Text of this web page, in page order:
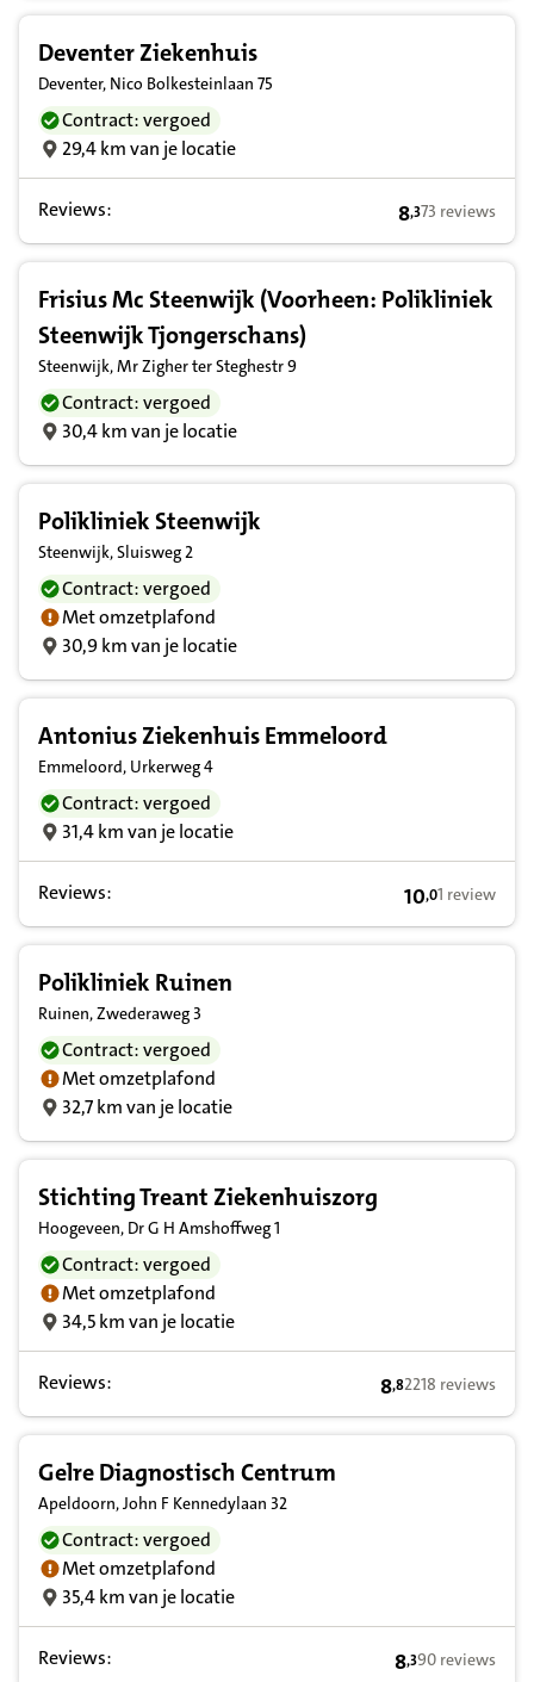
Deventer Ziekenhuis
Deventer, Nico Bolkesteinlaan 75
Contract: vergoed
29,4 km van je locatie
Reviews: 8,3 op basis
8,373 reviews
Frisius Mc Steenwijk (Voorheen: Polikliniek
Steenwijk Tjongerschans)
Steenwijk, Mr Zigher ter Steghestr 9
Contract: vergoed
30,4 km van je locatie
Polikliniek Steenwijk
Steenwijk, Sluisweg 2
Contract: vergoed
Met omzetplafond
30,9 km van je locatie
Antonius Ziekenhuis Emmeloord
Emmeloord, Urkerweg 4
Contract: vergoed
31,4 km van je locatie
Reviews: 10,0 op basis
10,01 review
Polikliniek Ruinen
Ruinen, Zwederaweg 3
Contract: vergoed
Met omzetplafond
32,7 km van je locatie
Stichting Treant Ziekenhuiszorg
Hoogeveen, Dr G H Amshoffweg 1
Contract: vergoed
Met omzetplafond
34,5 km van je locatie
Reviews: 8,8 op basis van
8,82218 reviews
Gelre Diagnostisch Centrum
Apeldoorn, John F Kennedylaan 32
Contract: vergoed
Met omzetplafond
35,4 km van je locatie
Reviews: 8,3 op basis
8,390 reviews